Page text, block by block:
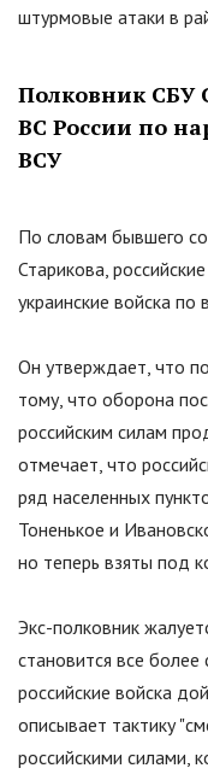
штурмовые атаки в
Полковник СБУ
ВС России по
ВСУ
По словам бывшего
Старикова,
украинские войска по
Он утверждает, что
тому, что оборона
российским силам
отмечает, что
ряд населенных
Тоненькое и
но теперь взяты под
Экс-полковник
становится все
российские войска
описывает тактику"
российскими силами,